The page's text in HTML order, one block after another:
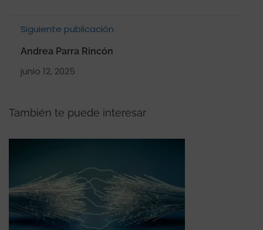
Siguiente publicación
Andrea Parra Rincón
junio 12, 2025
También te puede interesar